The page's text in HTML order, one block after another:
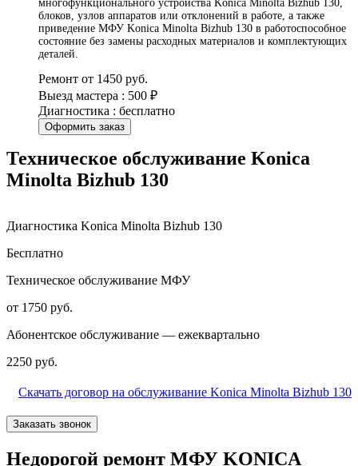
многофункционального устройства Konica Minolta Bizhub 130,
блоков, узлов аппаратов или отклонений в работе, а также
приведение МФУ Konica Minolta Bizhub 130 в работоспособное
состояние без замены расходных материалов и комплектующих
деталей.
Ремонт от 1450 руб.
Выезд мастера : 500 ₽
Диагностика : бесплатно
Оформить заказ
Техническое обслуживание Konica
Minolta Bizhub 130
Диагностика Konica Minolta Bizhub 130
Бесплатно
Техническое обслуживание МФУ
от 1750 руб.
Абонентское обслуживание — ежеквартально
2250 руб.
Скачать договор на обслуживание Konica Minolta Bizhub 130
Заказать звонок
Недорогой ремонт МФУ KONICA